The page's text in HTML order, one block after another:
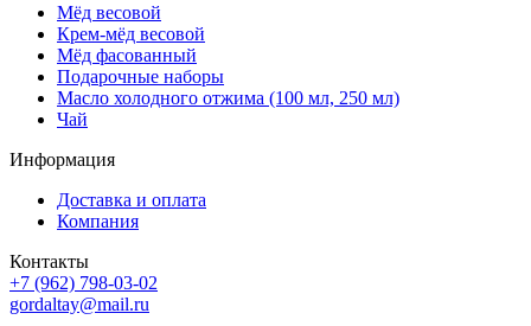
Мёд весовой
Крем-мёд весовой
Мёд фасованный
Подарочные наборы
Масло холодного отжима (100 мл, 250 мл)
Чай
Информация
Доставка и оплата
Компания
Контакты
+7 (962) 798-03-02
gordaltay@mail.ru